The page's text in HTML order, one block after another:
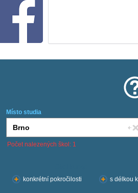
Místo studia
Počet nalezených škol: 1
konkrétní pokročilosti
s délkou